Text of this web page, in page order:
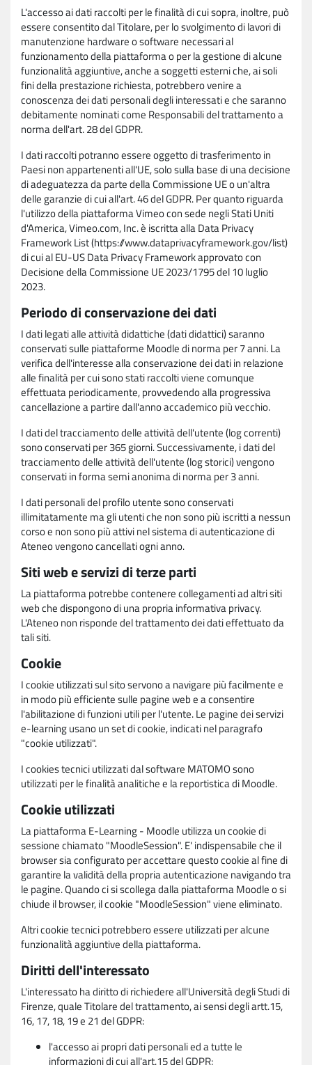
L'accesso ai dati raccolti per le finalità di cui sopra, inoltre, può
essere consentito dal Titolare, per lo svolgimento di lavori di
manutenzione hardware o software necessari al
funzionamento della piattaforma o per la gestione di alcune
funzionalità aggiuntive, anche a soggetti esterni che, ai soli
fini della prestazione richiesta, potrebbero venire a
conoscenza dei dati personali degli interessati e che saranno
debitamente nominati come Responsabili del trattamento a
norma dell'art. 28 del GDPR.
I dati raccolti potranno essere oggetto di trasferimento in
Paesi non appartenenti all'UE, solo sulla base di una decisione
di adeguatezza da parte della Commissione UE o un'altra
delle garanzie di cui all'art. 46 del GDPR. Per quanto riguarda
l'utilizzo della piattaforma Vimeo con sede negli Stati Uniti
d'America, Vimeo.com, Inc. è iscritta alla Data Privacy
Framework List (https://www.dataprivacyframework.gov/list)
di cui al EU-US Data Privacy Framework approvato con
Decisione della Commissione UE 2023/1795 del 10 luglio
2023.
Periodo di conservazione dei dati
I dati legati alle attività didattiche (dati didattici) saranno
conservati sulle piattaforme Moodle di norma per 7 anni. La
verifica dell'interesse alla conservazione dei dati in relazione
alle finalità per cui sono stati raccolti viene comunque
effettuata periodicamente, provvedendo alla progressiva
cancellazione a partire dall'anno accademico più vecchio.
I dati del tracciamento delle attività dell'utente (log correnti)
sono conservati per 365 giorni. Successivamente, i dati del
tracciamento delle attività dell'utente (log storici) vengono
conservati in forma semi anonima di norma per 3 anni.
I dati personali del profilo utente sono conservati
illimitatamente ma gli utenti che non sono più iscritti a nessun
corso e non sono più attivi nel sistema di autenticazione di
Ateneo vengono cancellati ogni anno.
Siti web e servizi di terze parti
La piattaforma potrebbe contenere collegamenti ad altri siti
web che dispongono di una propria informativa privacy.
L'Ateneo non risponde del trattamento dei dati effettuato da
tali siti.
Cookie
I cookie utilizzati sul sito servono a navigare più facilmente e
in modo più efficiente sulle pagine web e a consentire
l'abilitazione di funzioni utili per l'utente. Le pagine dei servizi
e-learning usano un set di cookie, indicati nel paragrafo
"cookie utilizzati".
I cookies tecnici utilizzati dal software MATOMO sono
utilizzati per le finalità analitiche e la reportistica di Moodle.
Cookie utilizzati
La piattaforma E-Learning - Moodle utilizza un cookie di
sessione chiamato "MoodleSession". E' indispensabile che il
browser sia configurato per accettare questo cookie al fine di
garantire la validità della propria autenticazione navigando tra
le pagine. Quando ci si scollega dalla piattaforma Moodle o si
chiude il browser, il cookie "MoodleSession" viene eliminato.
Altri cookie tecnici potrebbero essere utilizzati per alcune
funzionalità aggiuntive della piattaforma.
Diritti dell'interessato
L'interessato ha diritto di richiedere all'Università degli Studi di
Firenze, quale Titolare del trattamento, ai sensi degli artt.15,
16, 17, 18, 19 e 21 del GDPR:
l'accesso ai propri dati personali ed a tutte le
informazioni di cui all'art.15 del GDPR;